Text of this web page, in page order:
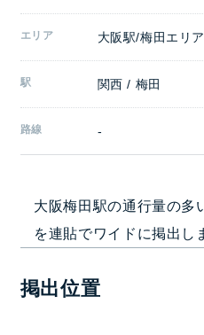
エリア 大阪駅/梅田エリア
駅 関西 / 梅田
路線 -
大阪梅田駅の通行量の多
を連貼でワイドに掲出し
掲出位置